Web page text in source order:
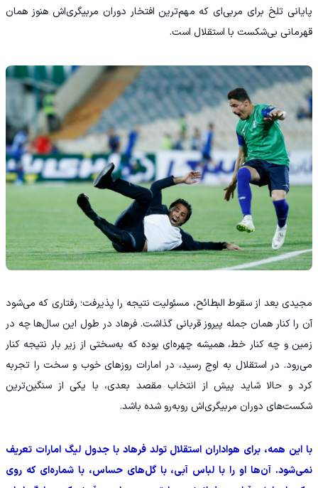
پایانی تلخ برای مربی‌ای که مهم‌ترین افتخار دوران مربیگری‌اش هنوز همان
قهرمانی بی‌شکست با استقلال است.
مجیدی بعد از سقوط البطائح، مسئولیت نتیجه را پذیرفت؛ رفتاری که می‌شود
آن را کنار همان جمله پیروز قربانی گذاشت. فرهاد در طول این سال‌ها چه در
زمین و چه کنار خط، همیشه چهره‌ای بوده که به‌سختی از زیر بار نتیجه کنار
می‌رود. در استقلال به اوج رسید، در امارات روزهای خوب و سخت را تجربه
کرد و حالا شاید پیش از انتخاب مقصد بعدی، با یکی از سنگین‌ترین
شکست‌های دوران مربیگری‌اش روبه‌رو شده باشد.
با این همه، برای هواداران استقلال تولد فرهاد با جدول لیگ امارات تعریف
نمی‌شود. آن‌ها او را با لباس آبی، با گل‌های حساس، با شماره‌ای که روی